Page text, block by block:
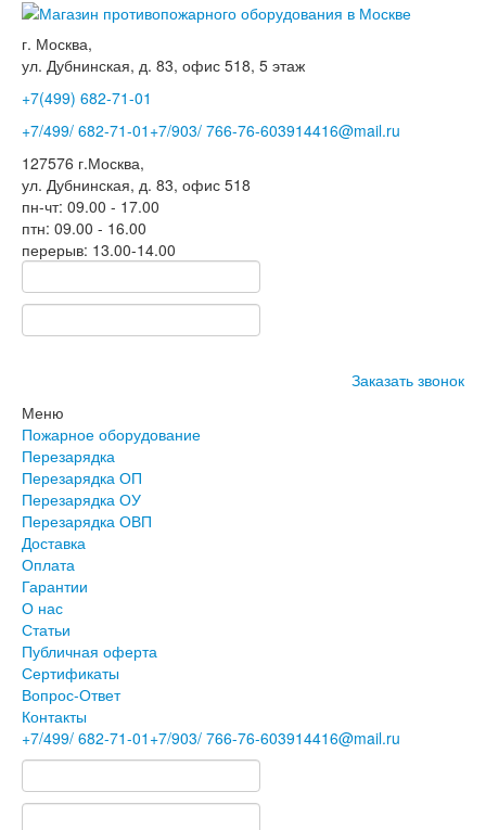
г. Москва,
ул. Дубнинская, д. 83, офис 518, 5 этаж
+7(499) 682-71-01
+7/499/ 682-71-01 +7/903/ 766-76-603914416@mail.ru
127576 г.Москва,
ул. Дубнинская, д. 83, офис 518
пн-чт: 09.00 - 17.00
птн: 09.00 - 16.00
перерыв: 13.00-14.00
Заказать звонок
Меню
Пожарное оборудование
Перезарядка
Перезарядка ОП
Перезарядка ОУ
Перезарядка ОВП
Доставка
Оплата
Гарантии
О нас
Статьи
Публичная оферта
Сертификаты
Вопрос-Ответ
Контакты
+7/499/ 682-71-01 +7/903/ 766-76-603914416@mail.ru